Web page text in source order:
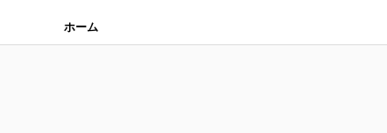
ホーム